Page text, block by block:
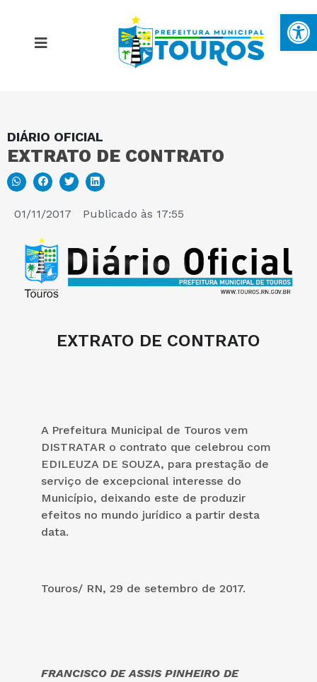
DIÁRIO OFICIAL
EXTRATO DE CONTRATO
01/11/2017 Publicado às 17:55
EXTRATO DE CONTRATO
A Prefeitura Municipal de Touros vem
DISTRATAR o contrato que celebrou com
EDILEUZA DE SOUZA, para prestação de
serviço de excepcional interesse do
Município, deixando este de produzir
efeitos no mundo jurídico a partir desta
data.
Touros/ RN, 29 de setembro de 2017.
FRANCISCO DE ASSIS PINHEIRO DE
MAPA DO SITE
PORTAL DA TRANSPARÊNCIA
E-SIC
PERGUNTAS FREQUENTES